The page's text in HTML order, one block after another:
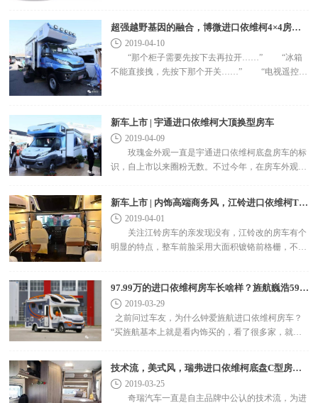
超强越野基因的融合，博微进口依维柯4×4房车！
2019-04-10
“那个柜子需要先按下去再拉开……” “冰箱
不能直接拽，先按下那个开关……” “电视遥控器
新车上市 | 宇通进口依维柯大顶换型房车
2019-04-09
玫瑰金外观一直是宇通进口依维柯底盘房车的标
识，自上市以来圈粉无数。不过今年，在房车外观方
新车上市 | 内饰高端商务风，江铃进口依维柯T型房车！
2019-04-01
关注江铃房车的亲发现没有，江铃改的房车有个
明显的特点，整车前脸采用大面积镀铬前格栅，不仅
97.99万的进口依维柯房车长啥样？旌航巍浩591-IV双拓展实拍！
2019-03-29
“买旌航基本上就是看内饰买的，看了很多家，就旌
技术流，美式风，瑞弗进口依维柯底盘C型房车！
2019-03-25
奇瑞汽车一直是自主品牌中公认的技术流，为进